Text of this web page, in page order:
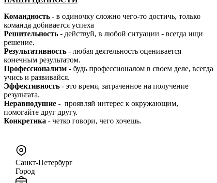
Командность - в одиночку сложно чего-то достичь, только
команда добивается успеха
Решительность - действуй, в любой ситуации - всегда ищи
решение.
Результативность - любая деятельность оценивается
конечным результатом.
Профессионализм - будь профессионалом в своем деле, всегда
учись и развивайся.
Эффективность - это время, затраченное на получение
результата.
Неравнодушие - проявляй интерес к окружающим,
помогайте друг другу.
Конкретика - четко говори, чего хочешь.
Санкт-Петербург
Город